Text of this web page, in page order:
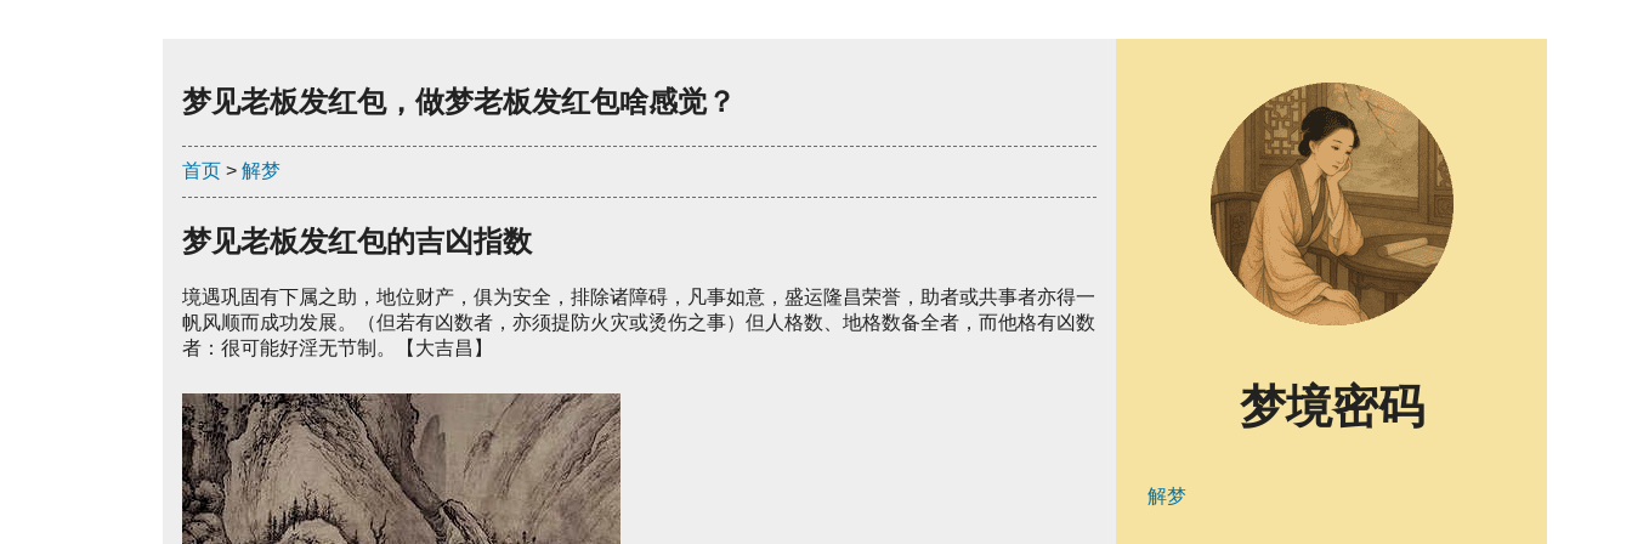
梦见老板发红包，做梦老板发红包啥感觉？
首页 > 解梦
梦见老板发红包的吉凶指数
境遇巩固有下属之助，地位财产，俱为安全，排除诸障碍，凡事如意，盛运隆昌荣誉，助者或共事者亦得一
帆风顺而成功发展。（但若有凶数者，亦须提防火灾或烫伤之事）但人格数、地格数备全者，而他格有凶数
者：很可能好淫无节制。【大吉昌】
梦境密码
解梦